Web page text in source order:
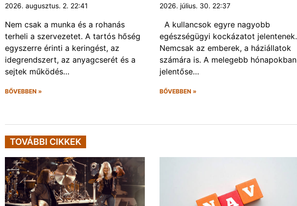
2026. augusztus. 2. 22:41
Nem csak a munka és a rohanás
terheli a szervezetet. A tartós hőség
egyszerre érinti a keringést, az
idegrendszert, az anyagcserét és a
sejtek működés…
BŐVEBBEN »
2026. július. 30. 22:37
A kullancsok egyre nagyobb
egészségügyi kockázatot jelentenek.
Nemcsak az emberek, a háziállatok
számára is. A melegebb hónapokban
jelentőse…
BŐVEBBEN »
TOVÁBBI CIKKEK